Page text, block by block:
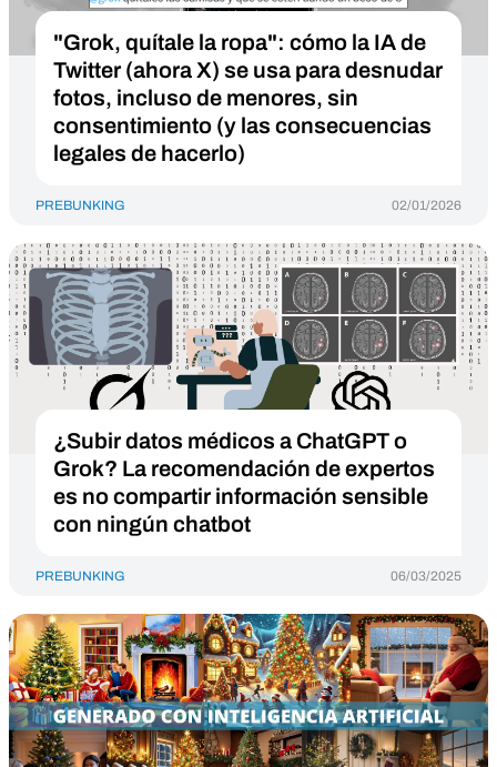
"Grok, quítale la ropa": cómo la IA de
Twitter (ahora X) se usa para desnudar
fotos, incluso de menores, sin
consentimiento (y las consecuencias
legales de hacerlo)
PREBUNKING 02/01/2026
¿Subir datos médicos a ChatGPT o
Grok? La recomendación de expertos
es no compartir información sensible
con ningún chatbot
PREBUNKING 06/03/2025